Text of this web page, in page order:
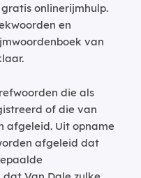
onlinerijmhulp.
en
van
die als
of die van
afgeleid. Uit opname
afgeleid dat